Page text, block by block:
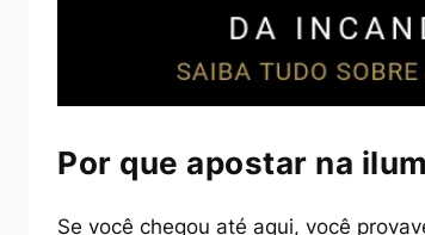
Por que apostar na
Se você chegou até aqui, você